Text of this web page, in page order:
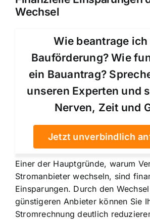
Wechsel
Wie beantrage ich
Bauförderung? Wie
ein Bauantrag?
unseren Experten und
Nerven, Zeit und
Jetzt unverbindlich
Einer der Hauptgründe, warum
Stromanbieter wechseln, sind
Einsparungen. Durch den
günstigeren Anbieter können Sie
Stromrechnung deutlich